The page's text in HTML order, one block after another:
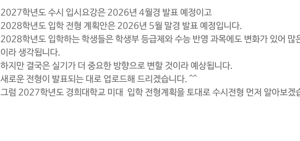
2027학년도 수시 입시요강은 2026년 4월경 발표 예정이고
2028학년도 입학 전형 계획안은 2026년 5월 말경 발표 예정입니다.
2028학년도 입학하는 학생들은 학생부 등급제와 수능 반영 과목에도 변화가 있어 많
이라 생각됩니다.
하지만 결국은 실기가 더 중요한 방향으로 변할 것이라 예상됩니다.
새로운 전형이 발표되는 대로 업로드해 드리겠습니다. ^^
그럼 2027학년도 경희대학교 미대  입학 전형계획을 토대로 수시전형 먼저 알아보겠